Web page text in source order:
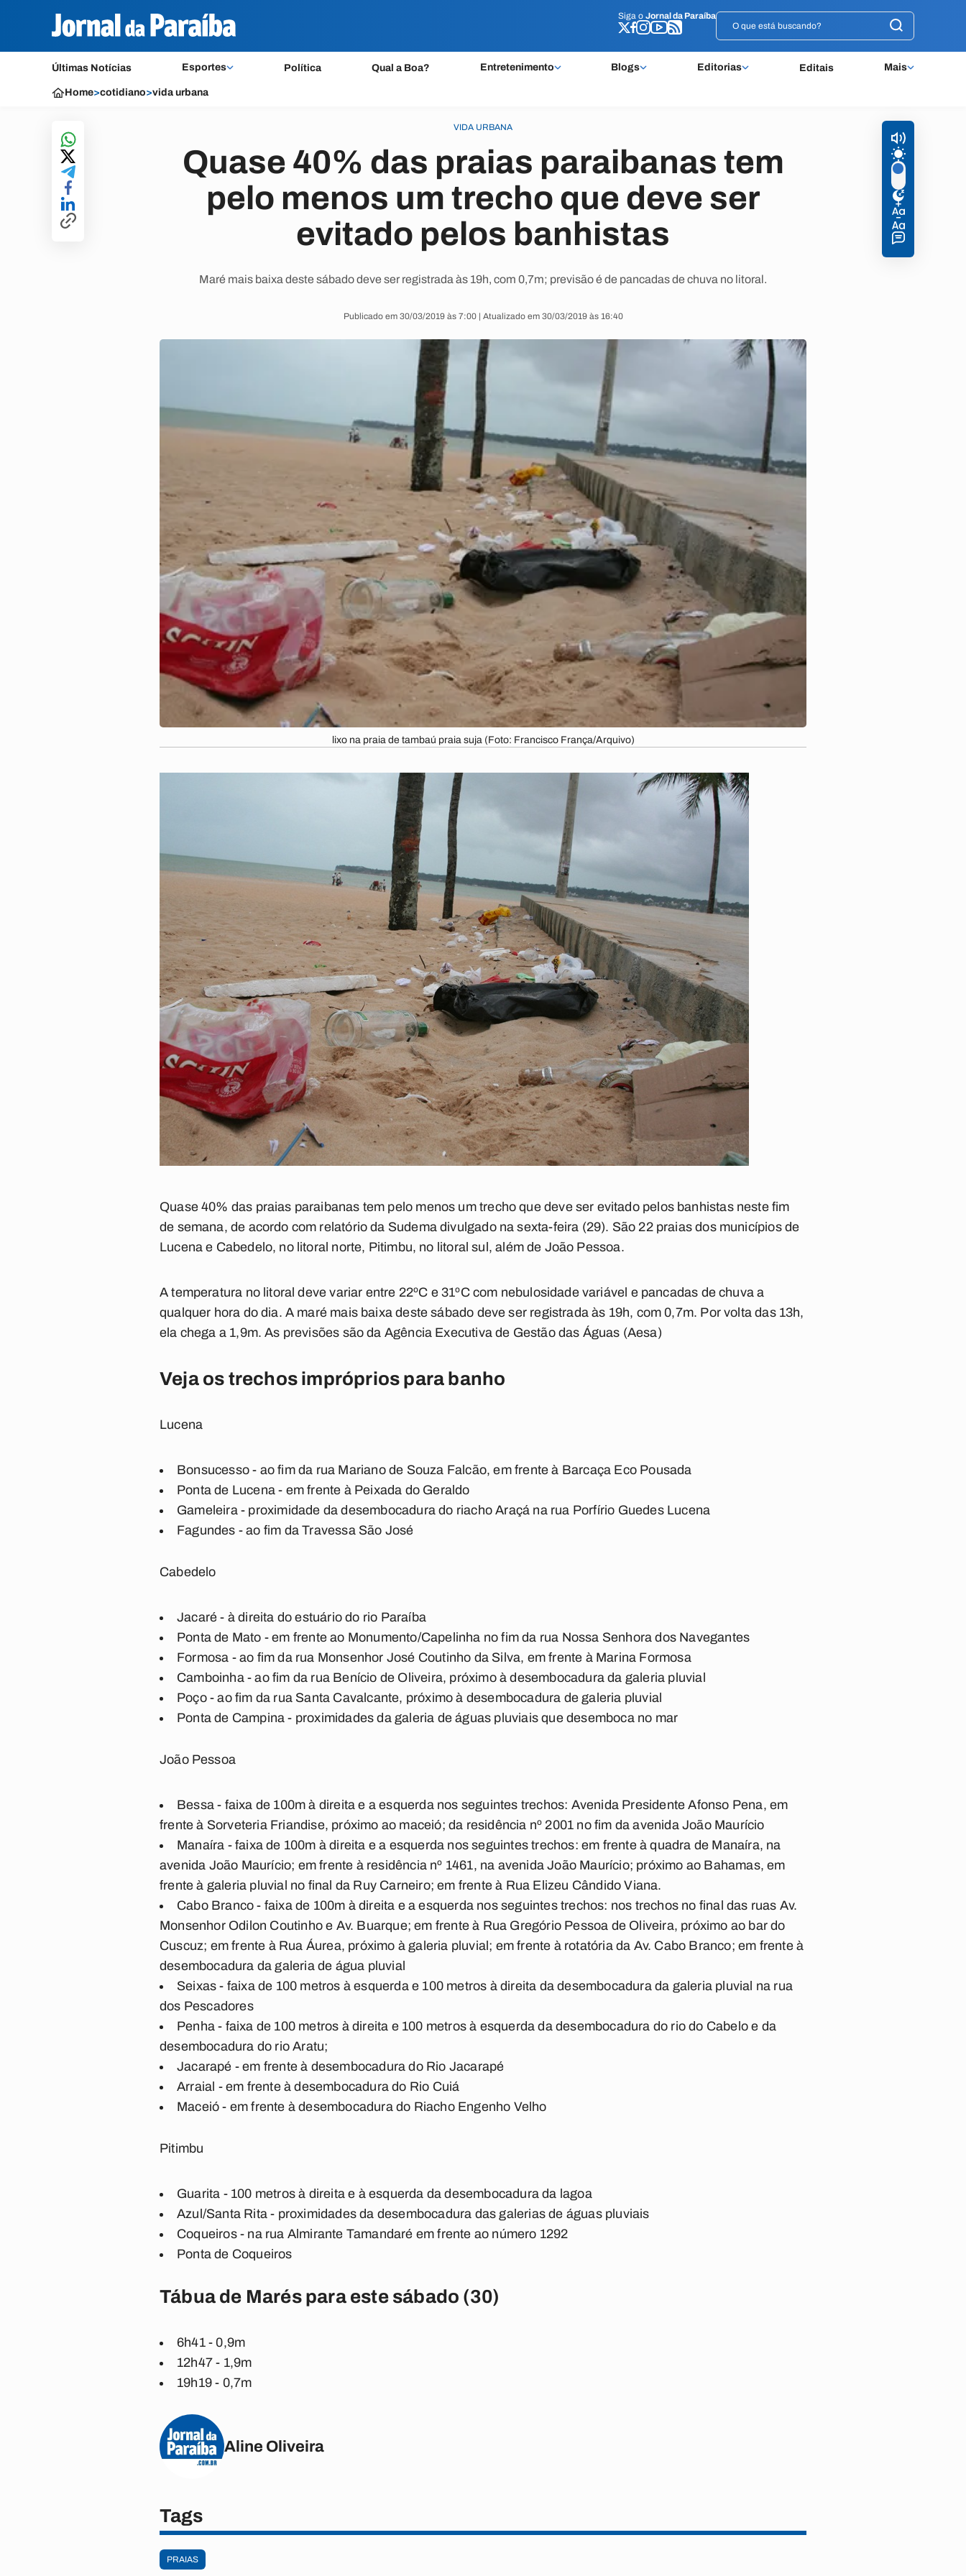
Siga o Jornal da Paraíba
Últimas Notícias Esportes Política Qual a Boa? Entretenimento Blogs Editorias Editais Mais
Siga o Jornal da Paraíba
Home>cotidiano>vida urbana
VIDA URBANA
Quase 40% das praias paraibanas tem
pelo menos um trecho que deve ser
evitado pelos banhistas
Maré mais baixa deste sábado deve ser registrada às 19h, com 0,7m; previsão é de pancadas de chuva no litoral.
Publicado em 30/03/2019 às 7:00 | Atualizado em 30/03/2019 às 16:40
lixo na praia de tambaú praia suja (Foto: Francisco França/Arquivo)
Quase 40% das praias paraibanas tem pelo menos um trecho que deve ser evitado pelos banhistas neste fim
de semana, de acordo com relatório da Sudema divulgado na sexta-feira (29). São 22 praias dos municípios de
Lucena e Cabedelo, no litoral norte, Pitimbu, no litoral sul, além de João Pessoa.
A temperatura no litoral deve variar entre 22ºC e 31ºC com nebulosidade variável e pancadas de chuva a
qualquer hora do dia. A maré mais baixa deste sábado deve ser registrada às 19h, com 0,7m. Por volta das 13h,
ela chega a 1,9m. As previsões são da Agência Executiva de Gestão das Águas (Aesa)
Veja os trechos impróprios para banho
Lucena
Bonsucesso - ao fim da rua Mariano de Souza Falcão, em frente à Barcaça Eco Pousada
Ponta de Lucena - em frente à Peixada do Geraldo
Gameleira - proximidade da desembocadura do riacho Araçá na rua Porfírio Guedes Lucena
Fagundes - ao fim da Travessa São José
Cabedelo
Jacaré - à direita do estuário do rio Paraíba
Ponta de Mato - em frente ao Monumento/Capelinha no fim da rua Nossa Senhora dos Navegantes
Formosa - ao fim da rua Monsenhor José Coutinho da Silva, em frente à Marina Formosa
Camboinha - ao fim da rua Benício de Oliveira, próximo à desembocadura da galeria pluvial
Poço - ao fim da rua Santa Cavalcante, próximo à desembocadura de galeria pluvial
Ponta de Campina - proximidades da galeria de águas pluviais que desemboca no mar
João Pessoa
Bessa - faixa de 100m à direita e a esquerda nos seguintes trechos: Avenida Presidente Afonso Pena, em
frente à Sorveteria Friandise, próximo ao maceió; da residência nº 2001 no fim da avenida João Maurício
Manaíra - faixa de 100m à direita e a esquerda nos seguintes trechos: em frente à quadra de Manaíra, na
avenida João Maurício; em frente à residência nº 1461, na avenida João Maurício; próximo ao Bahamas, em
frente à galeria pluvial no final da Ruy Carneiro; em frente à Rua Elizeu Cândido Viana.
Cabo Branco - faixa de 100m à direita e a esquerda nos seguintes trechos: nos trechos no final das ruas Av.
Monsenhor Odilon Coutinho e Av. Buarque; em frente à Rua Gregório Pessoa de Oliveira, próximo ao bar do
Cuscuz; em frente à Rua Áurea, próximo à galeria pluvial; em frente à rotatória da Av. Cabo Branco; em frente à
desembocadura da galeria de água pluvial
Seixas - faixa de 100 metros à esquerda e 100 metros à direita da desembocadura da galeria pluvial na rua
dos Pescadores
Penha - faixa de 100 metros à direita e 100 metros à esquerda da desembocadura do rio do Cabelo e da
desembocadura do rio Aratu;
Jacarapé - em frente à desembocadura do Rio Jacarapé
Arraial - em frente à desembocadura do Rio Cuiá
Maceió - em frente à desembocadura do Riacho Engenho Velho
Pitimbu
Guarita - 100 metros à direita e à esquerda da desembocadura da lagoa
Azul/Santa Rita - proximidades da desembocadura das galerias de águas pluviais
Coqueiros - na rua Almirante Tamandaré em frente ao número 1292
Ponta de Coqueiros
Tábua de Marés para este sábado (30)
6h41 - 0,9m
12h47 - 1,9m
19h19 - 0,7m
Aline Oliveira
Tags
PRAIAS